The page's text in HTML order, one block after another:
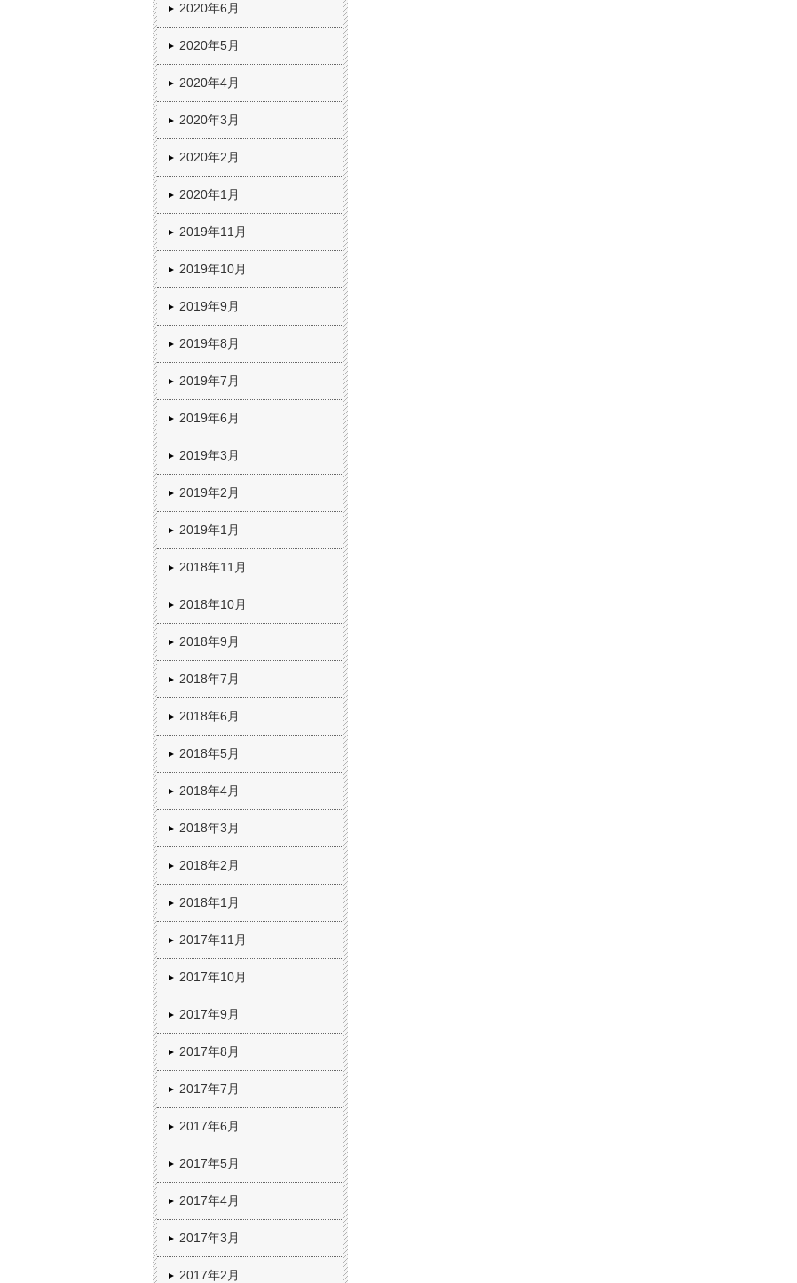
2020年6月
2020年5月
2020年4月
2020年3月
2020年2月
2020年1月
2019年11月
2019年10月
2019年9月
2019年8月
2019年7月
2019年6月
2019年3月
2019年2月
2019年1月
2018年11月
2018年10月
2018年9月
2018年7月
2018年6月
2018年5月
2018年4月
2018年3月
2018年2月
2018年1月
2017年11月
2017年10月
2017年9月
2017年8月
2017年7月
2017年6月
2017年5月
2017年4月
2017年3月
2017年2月